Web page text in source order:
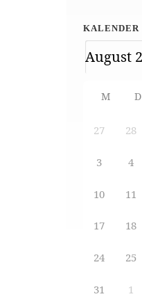
KALENDER
M D
27 28
3 4
10 11
17 18
24 25
31 1